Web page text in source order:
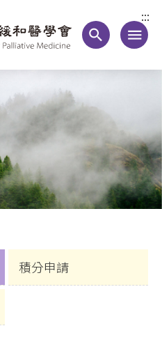
:::
search menu
積分申請